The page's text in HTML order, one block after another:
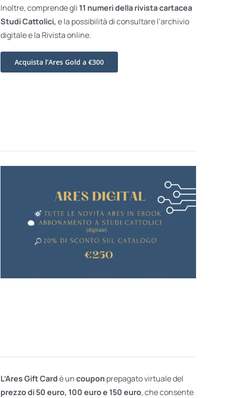
Inoltre, comprende gli 11 numeri della rivista cartacea
Studi Cattolici, e la possibilità di consultare l’archivio
digitale e la Rivista online.
Acquista l’Ares Gold a €300
L’Ares Gift Cardè uncoupon prepagato virtuale del
prezzo di 50 euro, 100 euro e 150 euro, che consente